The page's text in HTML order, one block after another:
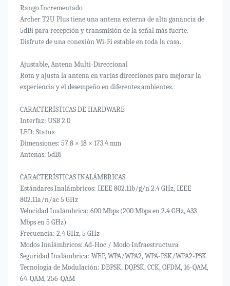
Rango Incrementado
Archer T2U Plus tiene una antena externa de alta ganancia de
5dBi para recepción y transmisión de la señal más fuerte.
Disfrute de una conexión Wi-Fi estable en toda la casa.
Ajustable, Antena Multi-Direccional
Rota y ajusta la antena en varias direcciones para mejorar la
experiencia y el desempeño en diferentes ambientes.
CARACTERÍSTICAS DE HARDWARE
Interfaz: USB 2.0
LED: Status
Dimensiones: 57.8 × 18 × 173.4 mm
Antenas: 5dBi
CARACTERÍSTICAS INALÁMBRICAS
Estándares Inalámbricos: IEEE 802.11b/g/n 2.4 GHz, IEEE
802.11a/n/ac 5 GHz
Velocidad Inalámbrica: 600 Mbps (200 Mbps en 2.4 GHz, 433
Mbps en 5 GHz)
Frecuencia: 2.4 GHz, 5 GHz
Modos Inalámbricos: Ad-Hoc / Modo Infraestructura
Seguridad Inalámbrica: WEP, WPA/WPA2, WPA-PSK/WPA2-PSK
Tecnología de Modulación: DBPSK, DQPSK, CCK, OFDM, 16-QAM,
64-QAM, 256-QAM